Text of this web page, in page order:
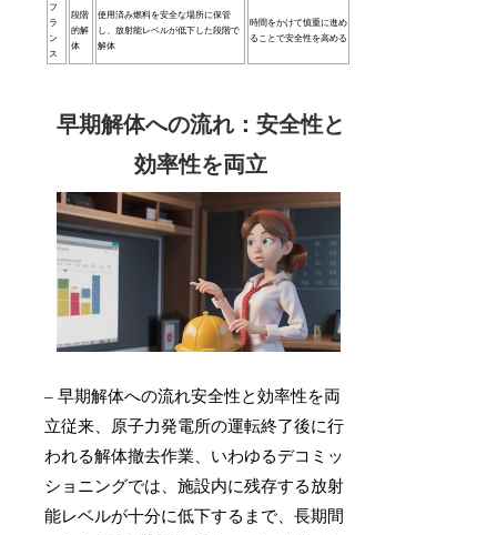
フ
ラ
ン
ス
段階
的解
体
使用済み燃料を安全な場所に保管
し、放射能レベルが低下した段階で
解体
時間をかけて慎重に進め
ることで安全性を高める
早期解体への流れ：安全性と
効率性を両立
– 早期解体への流れ安全性と効率性を両
立従来、原子力発電所の運転終了後に行
われる解体撤去作業、いわゆるデコミッ
ショニングでは、施設内に残存する放射
能レベルが十分に低下するまで、長期間